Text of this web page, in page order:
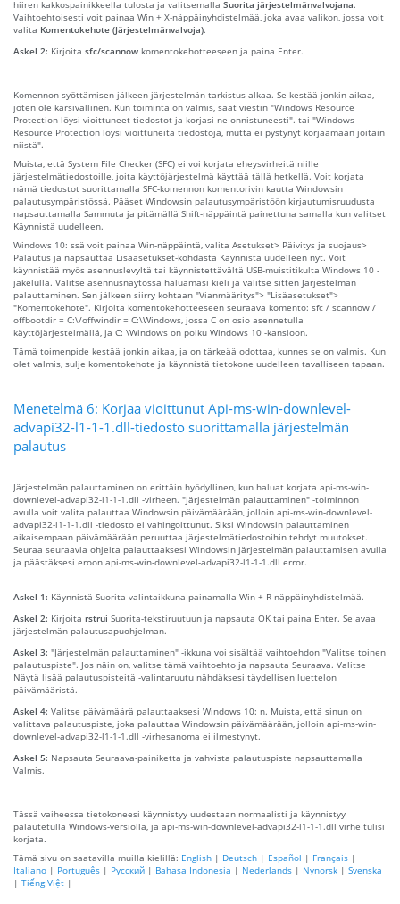
hiiren kakkospainikkeella tulosta ja valitsemalla Suorita järjestelmänvalvojana.
Vaihtoehtoisesti voit painaa Win + X-näppäinyhdistelmää, joka avaa valikon, jossa voit
valita Komentokehote (Järjestelmänvalvoja).
Askel 2: Kirjoita sfc/scannow komentokehotteeseen ja paina Enter.
Komennon syöttämisen jälkeen järjestelmän tarkistus alkaa. Se kestää jonkin aikaa,
joten ole kärsivällinen. Kun toiminta on valmis, saat viestin "Windows Resource
Protection löysi vioittuneet tiedostot ja korjasi ne onnistuneesti". tai "Windows
Resource Protection löysi vioittuneita tiedostoja, mutta ei pystynyt korjaamaan joitain
niistä".
Muista, että System File Checker (SFC) ei voi korjata eheysvirheitä niille
järjestelmätiedostoille, joita käyttöjärjestelmä käyttää tällä hetkellä. Voit korjata
nämä tiedostot suorittamalla SFC-komennon komentorivin kautta Windowsin
palautusympäristössä. Pääset Windowsin palautusympäristöön kirjautumisruudusta
napsauttamalla Sammuta ja pitämällä Shift-näppäintä painettuna samalla kun valitset
Käynnistä uudelleen.
Windows 10: ssä voit painaa Win-näppäintä, valita Asetukset> Päivitys ja suojaus>
Palautus ja napsauttaa Lisäasetukset-kohdasta Käynnistä uudelleen nyt. Voit
käynnistää myös asennuslevyltä tai käynnistettävältä USB-muistitikulta Windows 10 -
jakelulla. Valitse asennusnäytössä haluamasi kieli ja valitse sitten Järjestelmän
palauttaminen. Sen jälkeen siirry kohtaan "Vianmääritys"> "Lisäasetukset">
"Komentokehote". Kirjoita komentokehotteeseen seuraava komento: sfc / scannow /
offbootdir = C:\/offwindir = C:\Windows, jossa C on osio asennetulla
käyttöjärjestelmällä, ja C: \Windows on polku Windows 10 -kansioon.
Tämä toimenpide kestää jonkin aikaa, ja on tärkeää odottaa, kunnes se on valmis. Kun
olet valmis, sulje komentokehote ja käynnistä tietokone uudelleen tavalliseen tapaan.
Menetelmä 6: Korjaa vioittunut Api-ms-win-downlevel-
advapi32-l1-1-1.dll-tiedosto suorittamalla järjestelmän
palautus
Järjestelmän palauttaminen on erittäin hyödyllinen, kun haluat korjata api-ms-win-
downlevel-advapi32-l1-1-1.dll -virheen. "Järjestelmän palauttaminen" -toiminnon
avulla voit valita palauttaa Windowsin päivämäärään, jolloin api-ms-win-downlevel-
advapi32-l1-1-1.dll -tiedosto ei vahingoittunut. Siksi Windowsin palauttaminen
aikaisempaan päivämäärään peruuttaa järjestelmätiedostoihin tehdyt muutokset.
Seuraa seuraavia ohjeita palauttaaksesi Windowsin järjestelmän palauttamisen avulla
ja päästäksesi eroon api-ms-win-downlevel-advapi32-l1-1-1.dll error.
Askel 1: Käynnistä Suorita-valintaikkuna painamalla Win + R-näppäinyhdistelmää.
Askel 2: Kirjoita rstrui Suorita-tekstiruutuun ja napsauta OK tai paina Enter. Se avaa
järjestelmän palautusapuohjelman.
Askel 3: "Järjestelmän palauttaminen" -ikkuna voi sisältää vaihtoehdon "Valitse toinen
palautuspiste". Jos näin on, valitse tämä vaihtoehto ja napsauta Seuraava. Valitse
Näytä lisää palautuspisteitä -valintaruutu nähdäksesi täydellisen luettelon
päivämääristä.
Askel 4: Valitse päivämäärä palauttaaksesi Windows 10: n. Muista, että sinun on
valittava palautuspiste, joka palauttaa Windowsin päivämäärään, jolloin api-ms-win-
downlevel-advapi32-l1-1-1.dll -virhesanoma ei ilmestynyt.
Askel 5: Napsauta Seuraava-painiketta ja vahvista palautuspiste napsauttamalla
Valmis.
Tässä vaiheessa tietokoneesi käynnistyy uudestaan ​​normaalisti ja käynnistyy
palautetulla Windows-versiolla, ja api-ms-win-downlevel-advapi32-l1-1-1.dll virhe tulisi
korjata.
Tämä sivu on saatavilla muilla kielillä: English | Deutsch | Español | Français |
Italiano | Português | Русский | Bahasa Indonesia | Nederlands | Nynorsk | Svenska
| Tiếng Việt |